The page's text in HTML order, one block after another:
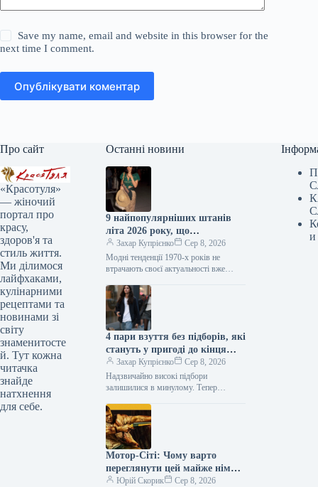
Save my name, email and website in this browser for the
next time I comment.
Опублікувати коментар
Про сайт
«Красотуля»
— жіночий
портал про
красу,
здоров'я та
стиль життя.
Ми ділимося
лайфхаками,
кулінарними
рецептами та
новинами зі
світу
знаменитосте
й. Тут кожна
читачка
знайде
натхнення
для себе.
Останні новини
9 найпопулярніших штанів
літа 2026 року, що
повертаються з 1970-х
Захар Купрієнко
Сер 8, 2026
Модні тенденції 1970-х років не
втрачають своєї актуальності вже
особливо помітно завдяки штанам:
моделі,…
4 пари взуття без підборів, які
стануть у пригоді до кінця
літаЗахар Купрієнко
Сер 8, 2026
Надзвичайно високі підбори
залишилися в минулому. Тепер
взуттю без підборів: від балеток до
мюлів. Найстильніші…
Мотор-Сіті: Чому варто
переглянути цей майже німий
фільм у кінотеатрі – відео –
Юрій Скорик Сер 8, 2026
и